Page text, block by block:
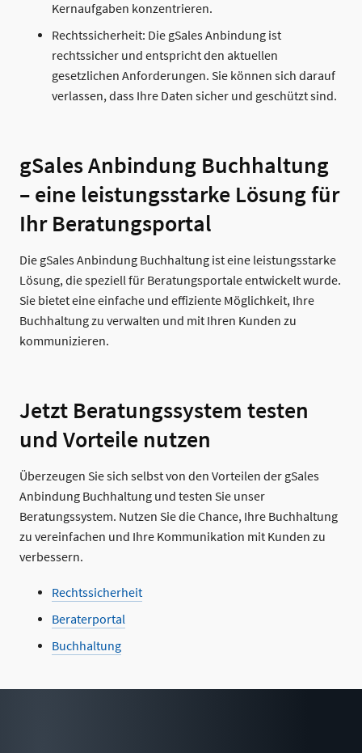
Kernaufgaben konzentrieren.
Rechtssicherheit: Die gSales Anbindung ist
rechtssicher und entspricht den aktuellen
gesetzlichen Anforderungen. Sie können sich darauf
verlassen, dass Ihre Daten sicher und geschützt sind.
gSales Anbindung Buchhaltung
– eine leistungsstarke Lösung für
Ihr Beratungsportal
Die gSales Anbindung Buchhaltung ist eine leistungsstarke
Lösung, die speziell für Beratungsportale entwickelt wurde.
Sie bietet eine einfache und effiziente Möglichkeit, Ihre
Buchhaltung zu verwalten und mit Ihren Kunden zu
kommunizieren.
Jetzt Beratungssystem testen
und Vorteile nutzen
Überzeugen Sie sich selbst von den Vorteilen der gSales
Anbindung Buchhaltung und testen Sie unser
Beratungssystem. Nutzen Sie die Chance, Ihre Buchhaltung
zu vereinfachen und Ihre Kommunikation mit Kunden zu
verbessern.
Rechtssicherheit
Beraterportal
Buchhaltung